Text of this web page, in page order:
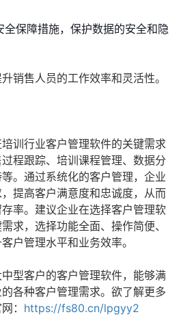
全保障措施，保护数据的安全和隐
销售人员的工作效率和灵活性。
训行业客户管理软件的关键需求
程跟踪、培训课程管理、数据分
。通过系统化的客户管理，企业
提高客户满意度和忠诚度，从而
率。建议企业在选择客户管理软
求，选择功能全面、操作简便、
户管理水平和业务效率。
型客户的客户管理软件，能够满
各种客户管理需求。欲了解更多
： https://fs80.cn/lpgyy2